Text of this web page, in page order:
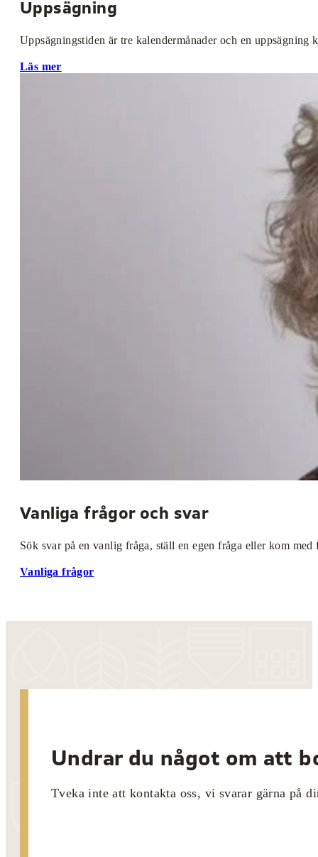
Uppsägning
Uppsägningstiden är tre kalendermånader och en uppsägning
Läs mer
Vanliga frågor och svar
Sök svar på en vanlig fråga, ställ en egen fråga eller kom
Vanliga frågor
Undrar du något om att
Tveka inte att kontakta oss, vi svarar gärna på